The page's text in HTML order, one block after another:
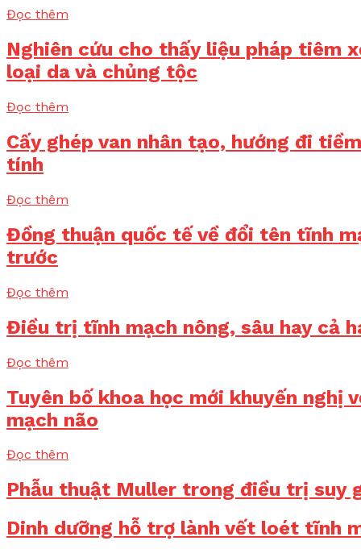
Đọc thêm
Nghiên cứu cho thấy liệu pháp tiêm
loại da và chủng tộc
Đọc thêm
Cấy ghép van nhân tạo, hướng đi
tính
Đọc thêm
Đồng thuận quốc tế về đổi tên tĩnh
trước
Đọc thêm
Điều trị tĩnh mạch nông, sâu hay cả
Đọc thêm
Tuyên bố khoa học mới khuyến nghị
mạch não
Đọc thêm
Phẫu thuật Muller trong điều trị suy
Dinh dưỡng hỗ trợ lành vết loét tĩnh